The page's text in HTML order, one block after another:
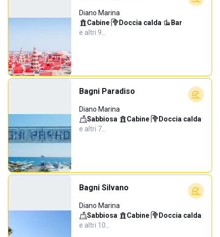
Diano Marina
Cabine· Doccia calda· Bar·
e altri 9…
Bagni Paradiso
Diano Marina
Sabbiosa· Cabine· Doccia calda·
e altri 7…
Bagni Silvano
Diano Marina
Sabbiosa· Cabine· Doccia calda·
e altri 10…